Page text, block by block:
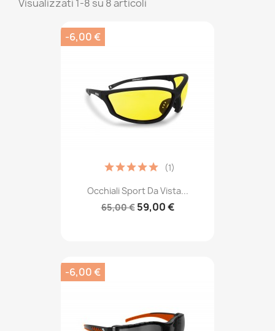
Visualizzati 1-8 su 8 articoli
Occhiali Sport Da Vista...
65,00 € 59,00 €
(1)
-6,00 €
-6,00 €